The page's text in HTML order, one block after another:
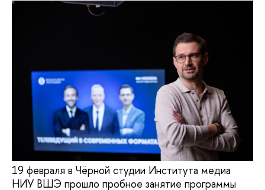
19 февраля в Чёрной студии Института медиа
НИУ ВШЭ прошло пробное занятие программы